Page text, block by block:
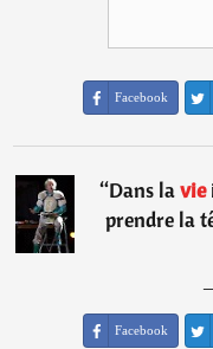
Facebook
“Dans lavie
prendre la
Facebook